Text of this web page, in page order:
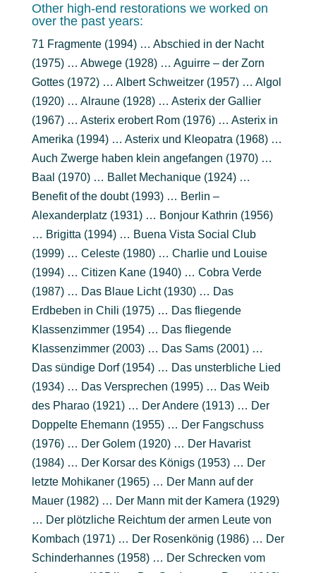
Other high-end restorations we worked on
over the past years:
71 Fragmente (1994) … Abschied in der Nacht
(1975) … Abwege (1928) … Aguirre – der Zorn
Gottes (1972) … Albert Schweitzer (1957) … Algol
(1920) … Alraune (1928) … Asterix der Gallier
(1967) … Asterix erobert Rom (1976) … Asterix in
Amerika (1994) … Asterix und Kleopatra (1968) …
Auch Zwerge haben klein angefangen (1970) …
Baal (1970) … Ballet Mechanique (1924) …
Benefit of the doubt (1993) … Berlin –
Alexanderplatz (1931) … Bonjour Kathrin (1956)
… Brigitta (1994) … Buena Vista Social Club
(1999) … Celeste (1980) … Charlie und Louise
(1994) … Citizen Kane (1940) … Cobra Verde
(1987) … Das Blaue Licht (1930) … Das
Erdbeben in Chili (1975) … Das fliegende
Klassenzimmer (1954) … Das fliegende
Klassenzimmer (2003) … Das Sams (2001) …
Das sündige Dorf (1954) … Das unsterbliche Lied
(1934) … Das Versprechen (1995) … Das Weib
des Pharao (1921) … Der Andere (1913) … Der
Doppelte Ehemann (1955) … Der Fangschuss
(1976) … Der Golem (1920) … Der Havarist
(1984) … Der Korsar des Königs (1953) … Der
letzte Mohikaner (1965) … Der Mann auf der
Mauer (1982) … Der Mann mit der Kamera (1929)
… Der plötzliche Reichtum der armen Leute von
Kombach (1971) … Der Rosenkönig (1986) … Der
Schinderhannes (1958) … Der Schrecken vom